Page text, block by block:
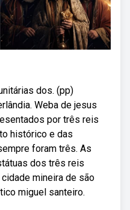
dos. (pp)
Weba de jesus
por três reis
histórico e das
foram três. As
dos três reis
mineira de são
miguel santeiro.